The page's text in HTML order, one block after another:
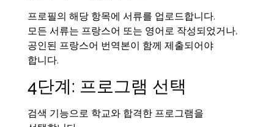
프로필의 해당 항목에 서류를 업로드합니다.
모든 서류는 프랑스어 또는 영어로 작성되었거나,
공인된 프랑스어 번역본이 함께 제출되어야
합니다.
4단계: 프로그램 선택
검색 기능으로 학교와 합격한 프로그램을